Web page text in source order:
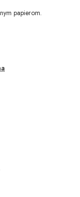
papierom.